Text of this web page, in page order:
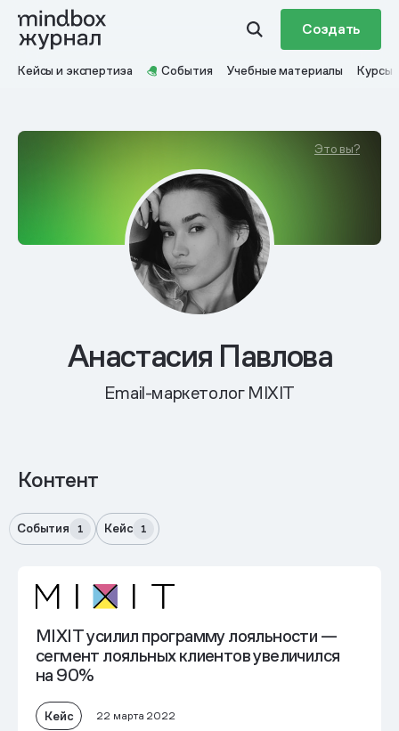
Создать
Кейсы и экспертиза События Учебные материалы Курсы
Это вы?
Анастасия Павлова
Email-маркетолог MIXIT
Контент
События 1 Кейс 1
MIXIT усилил программу лояльности —
сегмент лояльных клиентов увеличился
на 90%
Кейс 22 марта 2022